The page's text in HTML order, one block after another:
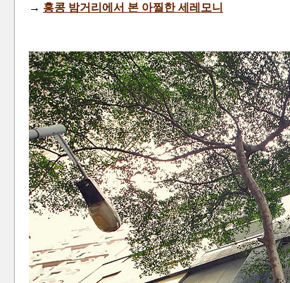
→ 홍콩 밤거리에서 본 아찔한 세레모니